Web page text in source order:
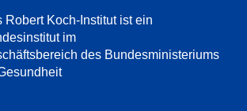
Robert Koch-Institut ist ein
im
des Bundesministeriums